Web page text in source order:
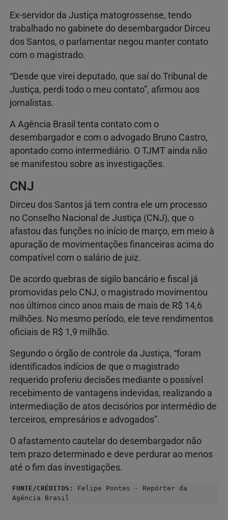
Ex-servidor da Justiça matogrossense, tendo
trabalhado no gabinete do desembargador Dirceu
dos Santos, o parlamentar negou manter contato
com o magistrado.
“Desde que virei deputado, que saí do Tribunal de
Justiça, perdi todo o meu contato”, afirmou aos
jornalistas.
A Agência Brasil tenta contato com o
desembargador e com o advogado Bruno Castro,
apontado como intermediário. O TJMT ainda não
se manifestou sobre as investigações.
CNJ
Dirceu dos Santos já tem contra ele um processo
no Conselho Nacional de Justiça (CNJ), que o
afastou das funções no início de março, em meio à
apuração de movimentações financeiras acima do
compatível com o salário de juiz.
De acordo quebras de sigilo bancário e fiscal já
promovidas pelo CNJ, o magistrado movimentou
nos últimos cinco anos mais de mais de R$ 14,6
milhões. No mesmo período, ele teve rendimentos
oficiais de R$ 1,9 milhão.
Segundo o órgão de controle da Justiça, “foram
identificados indícios de que o magistrado
requerido proferiu decisões mediante o possível
recebimento de vantagens indevidas, realizando a
intermediação de atos decisórios por intermédio de
terceiros, empresários e advogados”.
O afastamento cautelar do desembargador não
tem prazo determinado e deve perdurar ao menos
até o fim das investigações.
FONTE/CRÉDITOS:
Felipe Pontes - Repórter da
Agência Brasil